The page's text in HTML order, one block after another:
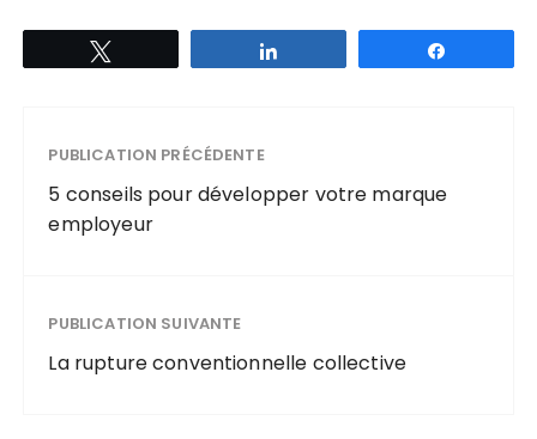
PUBLICATION PRÉCÉDENTE
5 conseils pour développer votre marque
employeur
PUBLICATION SUIVANTE
La rupture conventionnelle collective